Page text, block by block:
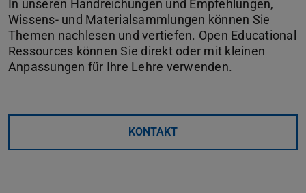
In unseren Handreichungen und Empfehlungen,
Wissens- und Materialsammlungen können Sie
Themen nachlesen und vertiefen. Open Educational
Ressources können Sie direkt oder mit kleinen
Anpassungen für Ihre Lehre verwenden.
KONTAKT